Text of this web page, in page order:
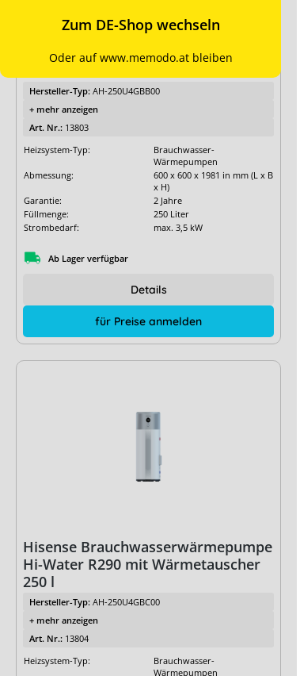
Hisense Brauchwasserwärmepumpe
Hi-Water R290 250 l
Hersteller-Typ: AH-250U4GBB00
+ mehr anzeigen
Art. Nr.: 13803
Heizsystem-Typ:
Brauchwasser-
Wärmepumpen
Abmessung:
600 x 600 x 1981 in mm (L x B
x H)
Garantie:
2 Jahre
Füllmenge:
250 Liter
Strombedarf:
max. 3,5 kW
Ab Lager verfügbar
für Preise anmelden
Details
Hisense Brauchwasserwärmepumpe
Hi-Water R290 mit Wärmetauscher
250 l
Hersteller-Typ: AH-250U4GBC00
+ mehr anzeigen
Art. Nr.: 13804
Heizsystem-Typ:
Brauchwasser-
Wärmepumpen
Zum DE-Shop wechseln
Oder auf www.memodo.at bleiben